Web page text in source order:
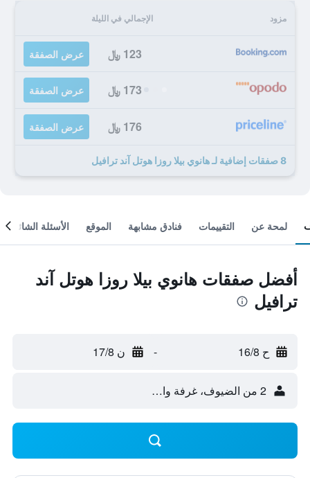
مزود الإجمالي في الليلة
123 ﷼ عرض الصفقة
173 ﷼ عرض الصفقة
176 ﷼ عرض الصفقة
8 صفقات إضافية لـ هانوي بيلا روزا هوتل آند ترافيل
لمحة عن التقييمات فنادق مشابهة الموقع الأسئلة الشائعة
أفضل صفقات هانوي بيلا روزا هوتل آند
ترافيل
ح 16/8 - ن 17/8
2 من الضيوف، غرفة واحدة